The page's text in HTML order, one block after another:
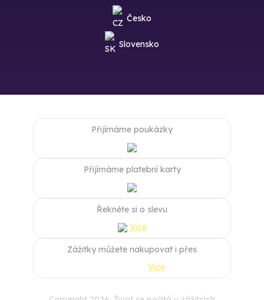
Česko
Slovensko
Přijímáme poukázky
Přijímáme platební karty
Řekněte si o slevu
Více
Zážitky můžete nakupovat i přes
Více